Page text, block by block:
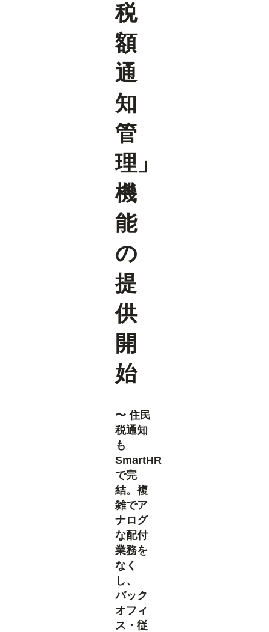
税
額
通
知
管
理」
機
能
の
提
供
開
始
〜 住民
税通知
も
SmartHR
で完
結。複
雑でア
ナログ
な配付
業務を
なく
し、
バック
オフィ
ス・従